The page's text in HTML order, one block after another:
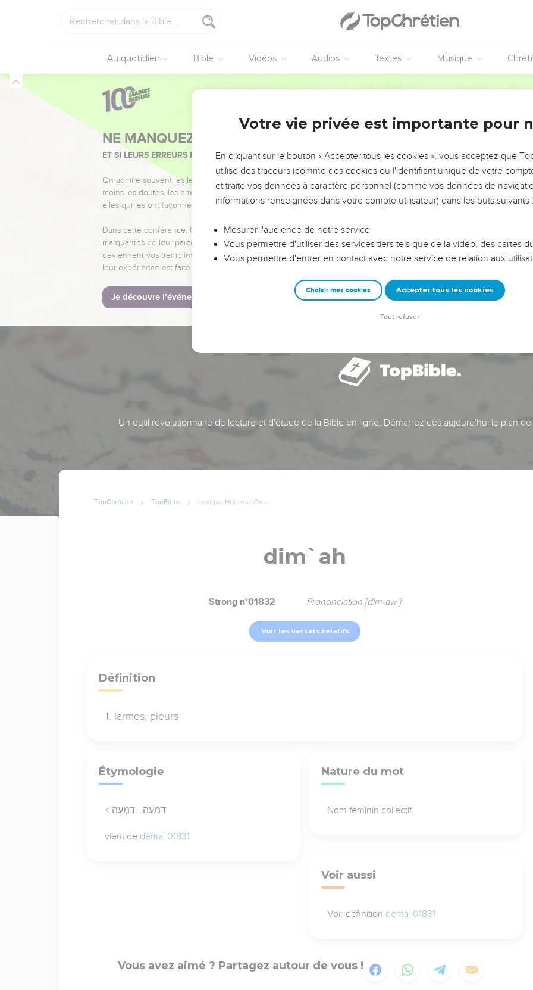
Au quotidien Bible Vidéos Audios Textes Musique
NE MANQUEZ PAS L’ÉVÉNEMENT DE L’ANNÉE !
ET SI LEURS ERREURS POUVAIENT VOUS ÉVITER LES VOTRES ?
On admire souvent les leaders pour leurs réussites, leur impact, leur foi ou leur vision. Mais on voit
moins les doutes, les erreurs et les saisons difficiles qu'ils ont traversés, alors même que ce sont
elles qui les ont façonnés.
Dans cette conférence, leaders, entrepreneurs, et responsables reviennent sur les erreurs
marquantes de leur parcours et les clés pour avancer avec plus de sagesse afin que leurs erreurs
deviennent vos tremplins. Que vous guidiez un ministère, une équipe, un groupe ou une famille,
leur expérience est faite pour vous.
Je découvre l’événement
Un outil révolutionnaire de lecture et d'étude de la Bible en ligne. Démarrez dès aujourd'hui le plan
TopChrétien TopBible Lexique Hébreu / Grec
dim`ah
Strong n°01832 Prononciation [dim-aw']
Voir les versets relatifs
Définition
larmes, pleurs
Étymologie
< דמעה - דִּמְעָה
vient de dema` 01831
Nature du mot
Nom féminin collectif
Voir aussi
Voir définition dema` 01831
Vous avez aimé ? Partagez autour de vous !
Votre vie privée est importante pour
En cliquant sur le bouton « Accepter tous les cookies », vous acceptez que
utilise des traceurs (comme des cookies ou l'identifiant unique de votre
et traite vos données à caractère personnel (comme vos données de
informations renseignées dans votre compte utilisateur) dans les buts suivants :
Mesurer l'audience de notre service
Vous permettre d'utiliser des services tiers tels que de la vidéo, des cartes
Vous permettre d'entrer en contact avec notre service de relation aux
Choisir mes cookies Accepter tous les cookies
Tout refuser